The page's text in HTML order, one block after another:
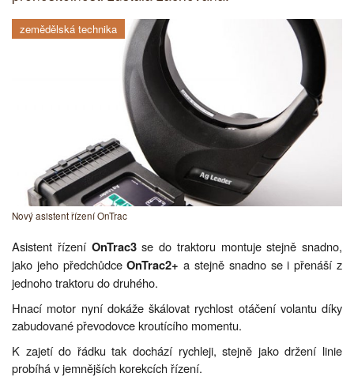
zemědělská technika
Nový asistent řízení OnTrac
Asistent řízení OnTrac3se do traktoru montuje stejně snadno,
jako jeho předchůdceOnTrac2+ a stejně snadno se i přenáší z
jednoho traktoru do druhého.
Hnací motor nyní dokáže škálovat rychlost otáčení volantu díky
zabudované převodovce kroutícího momentu.
K zajetí do řádku tak dochází rychleji, stejně jako držení linie
probíhá v jemnějších korekcích řízení.